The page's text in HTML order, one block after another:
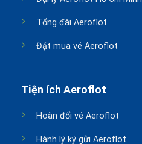
Tổng đài Aeroflot
Đặt mua vé Aeroflot
Tiện ích Aeroflot
Hoàn đổi vé Aeroflot
Hành lý ký gửi Aeroflot